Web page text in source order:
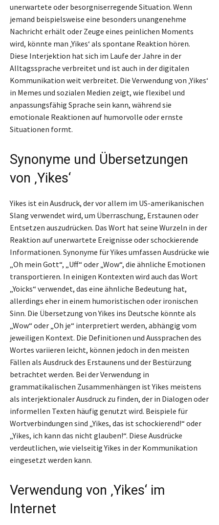
unerwartete oder besorgniserregende Situation. Wenn
jemand beispielsweise eine besonders unangenehme
Nachricht erhält oder Zeuge eines peinlichen Moments
wird, könnte man ‚Yikes‘ als spontane Reaktion hören.
Diese Interjektion hat sich im Laufe der Jahre in der
Alltagssprache verbreitet und ist auch in der digitalen
Kommunikation weit verbreitet. Die Verwendung von ‚Yikes‘
in Memes und sozialen Medien zeigt, wie flexibel und
anpassungsfähig Sprache sein kann, während sie
emotionale Reaktionen auf humorvolle oder ernste
Situationen formt.
Synonyme und Übersetzungen
von ‚Yikes‘
Yikes ist ein Ausdruck, der vor allem im US-amerikanischen
Slang verwendet wird, um Überraschung, Erstaunen oder
Entsetzen auszudrücken. Das Wort hat seine Wurzeln in der
Reaktion auf unerwartete Ereignisse oder schockierende
Informationen. Synonyme für Yikes umfassen Ausdrücke wie
„Oh mein Gott“, „Uff“ oder „Wow“, die ähnliche Emotionen
transportieren. In einigen Kontexten wird auch das Wort
„Yoicks“ verwendet, das eine ähnliche Bedeutung hat,
allerdings eher in einem humoristischen oder ironischen
Sinn. Die Übersetzung von Yikes ins Deutsche könnte als
„Wow“ oder „Oh je“ interpretiert werden, abhängig vom
jeweiligen Kontext. Die Definitionen und Aussprachen des
Wortes variieren leicht, können jedoch in den meisten
Fällen als Ausdruck des Erstaunens und der Bestürzung
betrachtet werden. Bei der Verwendung in
grammatikalischen Zusammenhängen ist Yikes meistens
als interjektionaler Ausdruck zu finden, der in Dialogen oder
informellen Texten häufig genutzt wird. Beispiele für
Wortverbindungen sind „Yikes, das ist schockierend!“ oder
„Yikes, ich kann das nicht glauben!“. Diese Ausdrücke
verdeutlichen, wie vielseitig Yikes in der Kommunikation
eingesetzt werden kann.
Verwendung von ‚Yikes‘ im
Internet